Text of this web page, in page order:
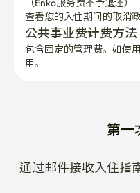
第一
通过邮件接收入住指南
如何获取RC文件？